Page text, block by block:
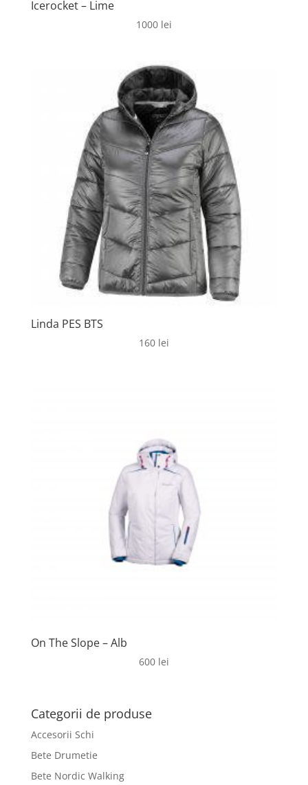
Icerocket – Lime
1000 lei
Linda PES BTS
160 lei
On The Slope – Alb
600 lei
Categorii de produse
Accesorii Schi
Bete Drumetie
Bete Nordic Walking